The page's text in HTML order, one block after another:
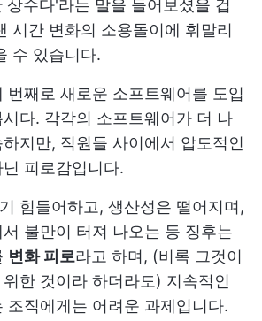
수다'라는 말을 들어보셨을 겁
시간 변화의 소용돌이에 휘말리
수 있습니다.
번째로 새로운 소프트웨어를 도입
다. 각각의 소프트웨어가 더 나
지만, 직원들 사이에서 압도적인
피로감입니다.
힘들어하고, 생산성은 떨어지며,
불만이 터져 나오는 등 징후는
변화 피로라고 하며, (비록 그것이
한 것이라 하더라도) 지속적인
조직에게는 어려운 과제입니다.